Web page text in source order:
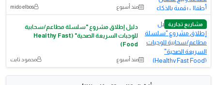
منذ أسبوع mido elbos
مشاريع تجارية
دليل إطلاق مشروع "سلسلة مطاعم/سحابية
للوجبات السريعة الصحية" (Healthy Fast
Food)
منذ أسبوع محمود ثابت